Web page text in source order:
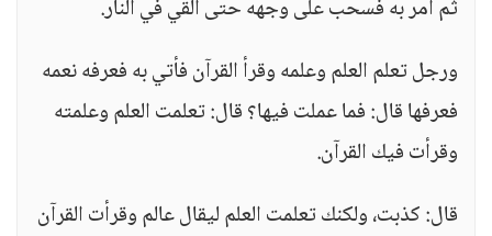
ثم أمر به فسحب على وجهه حتى ألقي في النار.
ورجل تعلم العلم وعلمه وقرأ القرآن فأتي به فعرفه نعمه
فعرفها قال: فما عملت فيها؟ قال: تعلمت العلم وعلمته
وقرأت فيك القرآن.
قال: كذبت، ولكنك تعلمت العلم ليقال عالم وقرأت القرآن